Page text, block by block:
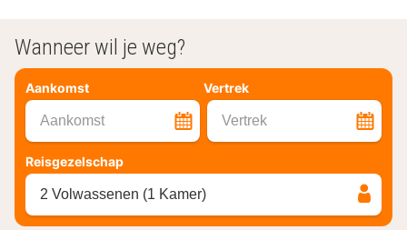
Wanneer wil je weg?
Aankomst Vertrek
Aankomst Vertrek
Reisgezelschap
2 Volwassenen (1 Kamer)